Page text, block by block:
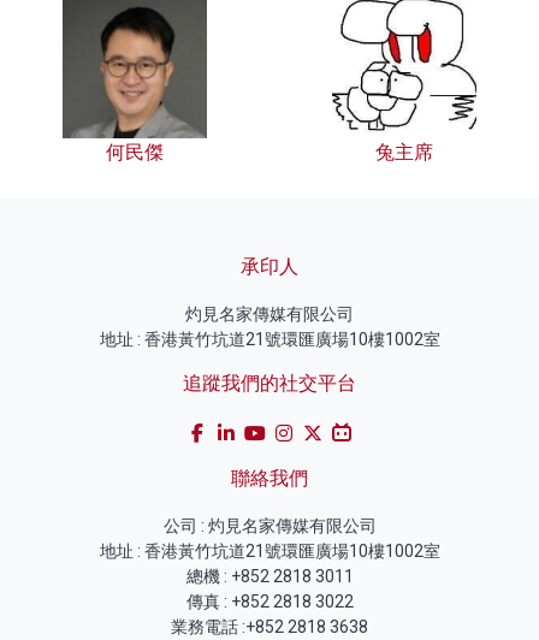
何民傑 兔主席
承印人
灼見名家傳媒有限公司
地址 : 香港黃竹坑道21號環匯廣場10樓1002室
追蹤我們的社交平台
聯絡我們
公司 : 灼見名家傳媒有限公司
地址 : 香港黃竹坑道21號環匯廣場10樓1002室
總機 : +852 2818 3011
傳真 : +852 2818 3022
業務電話 :+852 2818 3638